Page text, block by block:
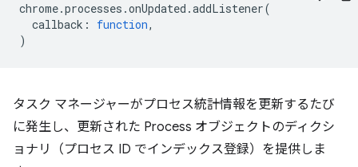
chrome.processes .onUpdated .addListener(
callback : function,
)
タスク マネージャーがプロセス統計情報を更新するたび
に発生し、更新された Process オブジェクトのディクシ
ョナリ（プロセス ID でインデックス登録）を提供しま